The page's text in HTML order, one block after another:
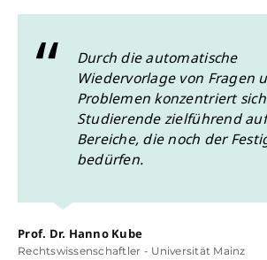
Durch die automatische
Wiedervorlage von Fragen
Problemen konzentriert
Studierende zielführend auf
Bereiche, die noch der
bedürfen.
Prof. Dr. Hanno Kube
Rechtswissenschaftler - Universität Mainz